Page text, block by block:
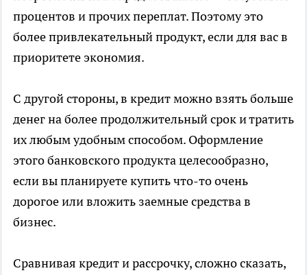
процентов и прочих переплат. Поэтому это
более привлекательный продукт, если для вас в
приоритете экономия.
С другой стороны, в кредит можно взять больше
денег на более продолжительный срок и тратить
их любым удобным способом. Оформление
этого банковского продукта целесообразно,
если вы планируете купить что-то очень
дорогое или вложить заемные средства в
бизнес.
Сравнивая кредит и рассрочку, сложно сказать,